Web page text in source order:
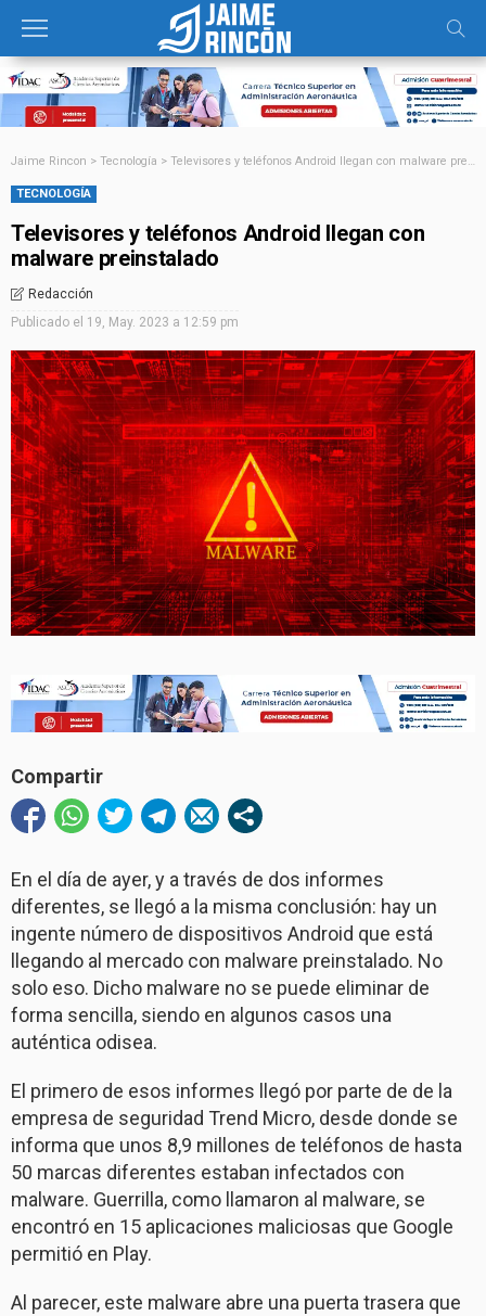
Jaime Rincon > Tecnología > Televisores y teléfonos Android llegan con malware preinstalado
TECNOLOGÍA
Televisores y teléfonos Android llegan con
malware preinstalado
Redacción
Publicado el 19, May. 2023 a 12:59 pm
Compartir
En el día de ayer, y a través de dos informes
diferentes, se llegó a la misma conclusión: hay un
ingente número de dispositivos Android que está
llegando al mercado con malware preinstalado. No
solo eso. Dicho malware no se puede eliminar de
forma sencilla, siendo en algunos casos una
auténtica odisea.
El primero de esos informes llegó por parte de de la
empresa de seguridad Trend Micro, desde donde se
informa que unos 8,9 millones de teléfonos de hasta
50 marcas diferentes estaban infectados con
malware. Guerrilla, como llamaron al malware, se
encontró en 15 aplicaciones maliciosas que Google
permitió en Play.
Al parecer, este malware abre una puerta trasera que